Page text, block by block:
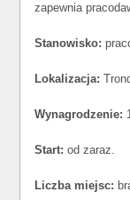
zapewnia
Stanowisko:
Lokalizacja:
Wynagrodzenie:
Start: od zaraz.
Liczba miejsc: